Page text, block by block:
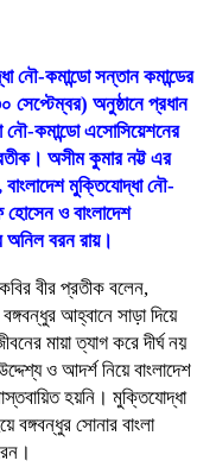
নৌ-কমান্ডো সন্তান কমান্ডের
সেপ্টেম্বর) অনুষ্ঠানে প্রধান
নৌ-কমান্ডো এসোসিয়েশনের
অসীম কুমার নট্ট এর
মুক্তিযোদ্ধা নৌ-
ও বাংলাদেশ
অনিল বরন রায়।
বীর প্রতীক বলেন,
আহ্বানে সাড়া দিয়ে
মায়া ত্যাগ করে দীর্ঘ নয়
ও আদর্শ নিয়ে বাংলাদেশ
হয়নি। মুক্তিযোদ্ধা
বঙ্গবন্ধুর সোনার বাংলা